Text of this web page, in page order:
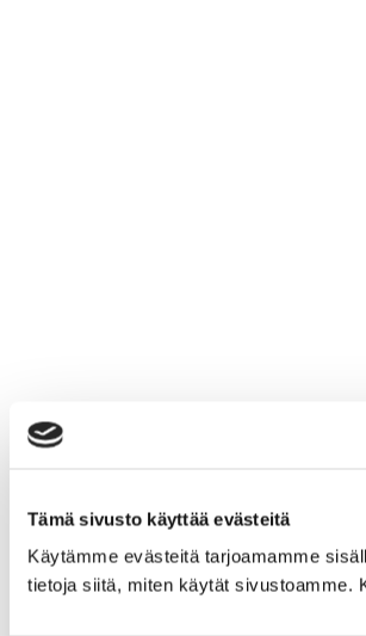
Tämä sivusto käyttää evästeitä
Käytämme evästeitä tarjoamamme
tietoja siitä, miten käytät sivustoamme.